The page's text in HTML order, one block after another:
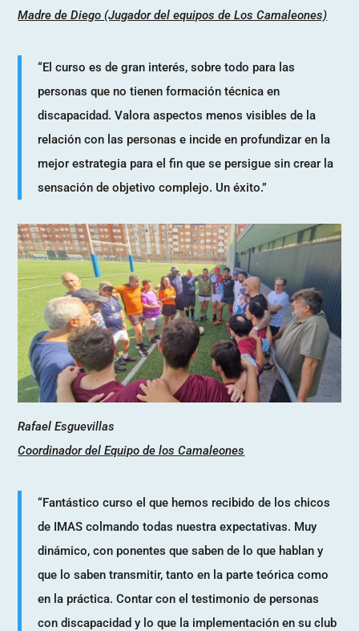
Madre de Diego (Jugador del equipos de Los Camaleones)
“El curso es de gran interés, sobre todo para las
personas que no tienen formación técnica en
discapacidad. Valora aspectos menos visibles de la
relación con las personas e incide en profundizar en la
mejor estrategia para el fin que se persigue sin crear la
sensación de objetivo complejo. Un éxito.”
Rafael Esguevillas
Coordinador del Equipo de los Camaleones
“Fantástico curso el que hemos recibido de los chicos
de IMAS colmando todas nuestra expectativas. Muy
dinámico, con ponentes que saben de lo que hablan y
que lo saben transmitir, tanto en la parte teórica como
en la práctica. Contar con el testimonio de personas
con discapacidad y lo que la implementación en su club